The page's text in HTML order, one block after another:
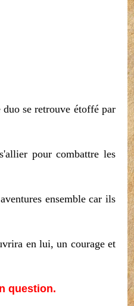
se retrouve étoffé par
pour combattre les
ensemble car ils
en lui, un courage et
question.